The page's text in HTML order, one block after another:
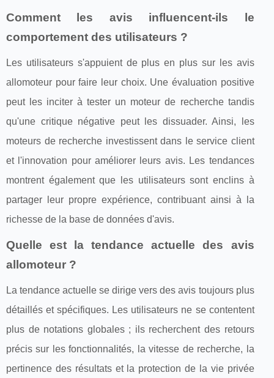
Comment les avis influencent-ils le
comportement des utilisateurs ?
Les utilisateurs s'appuient de plus en plus sur les avis
allomoteur pour faire leur choix. Une évaluation positive
peut les inciter à tester un moteur de recherche tandis
qu'une critique négative peut les dissuader. Ainsi, les
moteurs de recherche investissent dans le service client
et l'innovation pour améliorer leurs avis. Les tendances
montrent également que les utilisateurs sont enclins à
partager leur propre expérience, contribuant ainsi à la
richesse de la base de données d'avis.
Quelle est la tendance actuelle des avis
allomoteur ?
La tendance actuelle se dirige vers des avis toujours plus
détaillés et spécifiques. Les utilisateurs ne se contentent
plus de notations globales ; ils recherchent des retours
précis sur les fonctionnalités, la vitesse de recherche, la
pertinence des résultats et la protection de la vie privée